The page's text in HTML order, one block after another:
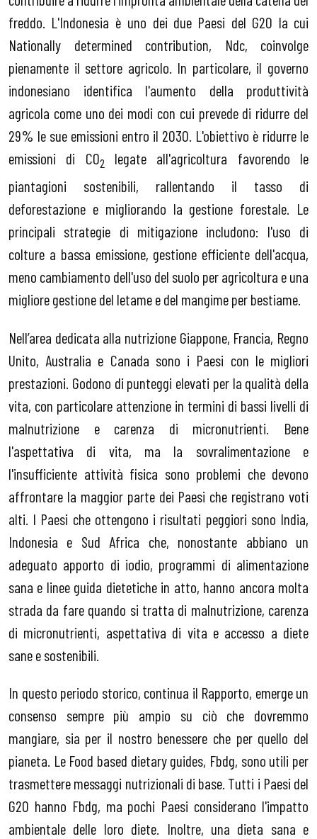
freddo. L'Indonesia è uno dei due Paesi del G20 la cui
Nationally determined contribution, Ndc, coinvolge
pienamente il settore agricolo. In particolare, il governo
indonesiano identifica l'aumento della produttività
agricola come uno dei modi con cui prevede di ridurre del
29% le sue emissioni entro il 2030. L'obiettivo è ridurre le
emissioni di CO2
legate all'agricoltura favorendo le
piantagioni sostenibili, rallentando il tasso di
deforestazione e migliorando la gestione forestale. Le
principali strategie di mitigazione includono: l'uso di
colture a bassa emissione, gestione efficiente dell'acqua,
meno cambiamento dell'uso del suolo per agricoltura e una
migliore gestione del letame e del mangime per bestiame.
Nell’area dedicata alla nutrizione Giappone, Francia, Regno
Unito, Australia e Canada sono i Paesi con le migliori
prestazioni. Godono di punteggi elevati per la qualità della
vita, con particolare attenzione in termini di bassi livelli di
malnutrizione e carenza di micronutrienti. Bene
l'aspettativa di vita, ma la sovralimentazione e
l'insufficiente attività fisica sono problemi che devono
affrontare la maggior parte dei Paesi che registrano voti
alti. I Paesi che ottengono i risultati peggiori sono India,
Indonesia e Sud Africa che, nonostante abbiano un
adeguato apporto di iodio, programmi di alimentazione
sana e linee guida dietetiche in atto, hanno ancora molta
strada da fare quando si tratta di malnutrizione, carenza
di micronutrienti, aspettativa di vita e accesso a diete
sane e sostenibili.
In questo periodo storico, continua il Rapporto, emerge un
consenso sempre più ampio su ciò che dovremmo
mangiare, sia per il nostro benessere che per quello del
pianeta. Le Food based dietary guides, Fbdg, sono utili per
trasmettere messaggi nutrizionali di base. Tutti i Paesi del
G20 hanno Fbdg, ma pochi Paesi considerano l'impatto
ambientale delle loro diete. Inoltre, una dieta sana e